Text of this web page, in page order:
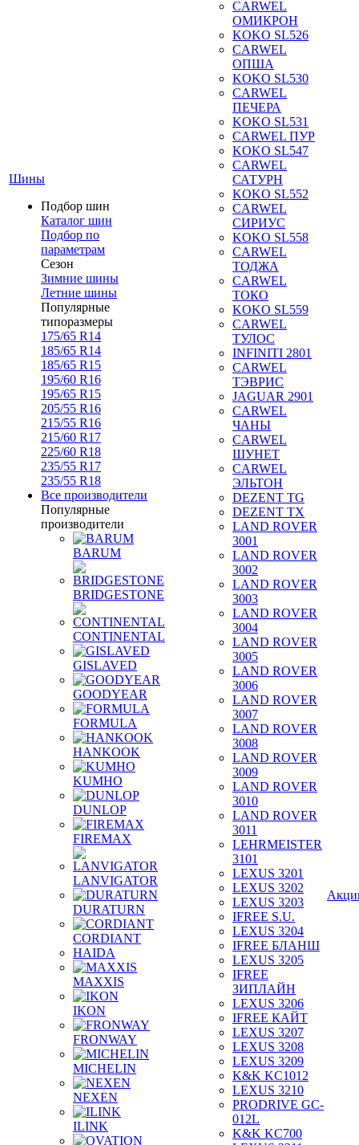
Шины
Подбор шин
Каталог шин
Подбор по
параметрам
Сезон
Зимние шины
Летние шины
Популярные
типоразмеры
175/65 R14
185/65 R14
185/65 R15
195/60 R16
195/65 R15
205/55 R16
215/55 R16
215/60 R17
225/60 R18
235/55 R17
235/55 R18
Все производители
Популярные
производители
BARUM
BRIDGESTONE
CONTINENTAL
GISLAVED
GOODYEAR
FORMULA
HANKOOK
KUMHO
DUNLOP
FIREMAX
LANVIGATOR
DURATURN
CORDIANT
HAIDA
MAXXIS
IKON
FRONWAY
MICHELIN
NEXEN
ILINK
CARWEL
ОМИКРОН
KOKO SL526
CARWEL
ОПША
KOKO SL530
CARWEL
ПЕЧЕРА
KOKO SL531
CARWEL ПУР
KOKO SL547
CARWEL
САТУРН
KOKO SL552
CARWEL
СИРИУС
KOKO SL558
CARWEL
ТОДЖА
CARWEL
ТОКО
KOKO SL559
CARWEL
ТУЛОС
INFINITI 2801
CARWEL
ТЭВРИС
JAGUAR 2901
CARWEL
ЧАНЫ
CARWEL
ШУНЕТ
CARWEL
ЭЛЬТОН
DEZENT TG
DEZENT TX
LAND ROVER
3001
LAND ROVER
3002
LAND ROVER
3003
LAND ROVER
3004
LAND ROVER
3005
LAND ROVER
3006
LAND ROVER
3007
LAND ROVER
3008
LAND ROVER
3009
LAND ROVER
3010
LAND ROVER
3011
LEHRMEISTER
3101
LEXUS 3201
LEXUS 3202
LEXUS 3203
IFREE S.U.
LEXUS 3204
IFREE БЛАНШ
LEXUS 3205
IFREE
ЗИПЛАЙН
LEXUS 3206
IFREE КАЙТ
LEXUS 3207
LEXUS 3208
LEXUS 3209
K&K KC1012
LEXUS 3210
PRODRIVE GC-
012L
K&K KC700